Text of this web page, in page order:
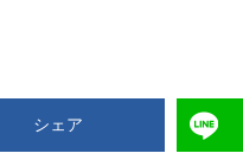
シェア